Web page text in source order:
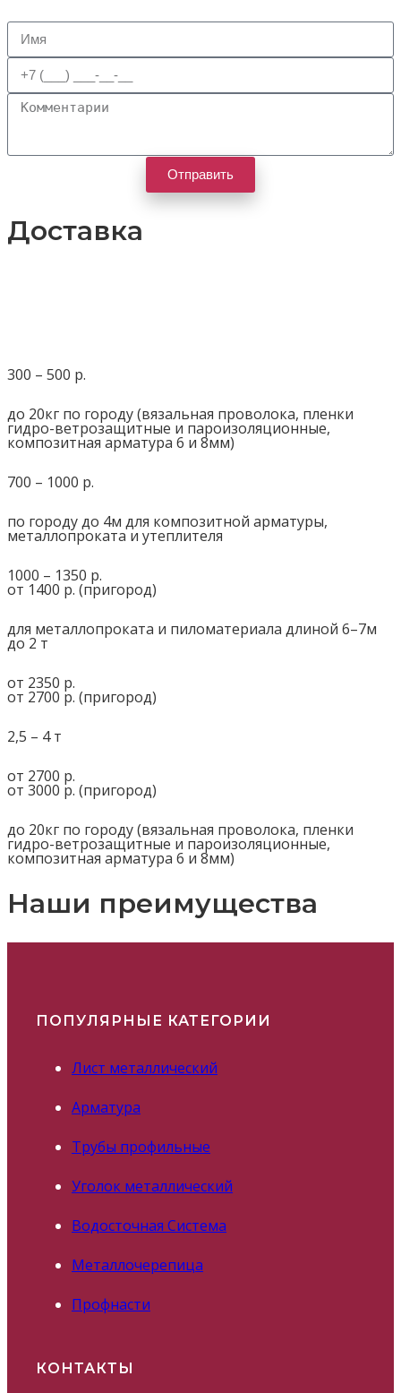
Отправить
Доставка
300 – 500 р.
до 20кг по городу (вязальная проволока, пленки
гидро-ветрозащитные и пароизоляционные,
композитная арматура 6 и 8мм)
700 – 1000 р.
по городу до 4м для композитной арматуры,
металлопроката и утеплителя
1000 – 1350 р.
от 1400 р. (пригород)
для металлопроката и пиломатериала длиной 6–7м
до 2 т
от 2350 р.
от 2700 р. (пригород)
2,5 – 4 т
от 2700 р.
от 3000 р. (пригород)
до 20кг по городу (вязальная проволока, пленки
гидро-ветрозащитные и пароизоляционные,
композитная арматура 6 и 8мм)
Наши преимущества
ПОПУЛЯРНЫЕ КАТЕГОРИИ
Лист металлический
Арматура
Трубы профильные
Уголок металлический
Водосточная Система
Металлочерепица
Профнасти
КОНТАКТЫ